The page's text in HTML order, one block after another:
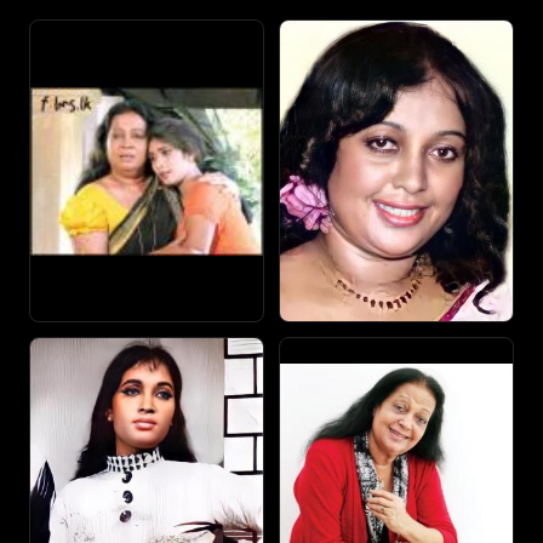
චිත්‍රපටවලට තෝරා ගත්තා.
මට සිනමා ක්ෂේත්‍රය තෝරා ගන්න ඕනේ කියලා කිසිම
අදහසක් තිබුණේ නැහැ. මම ආස කළේ හෙදියක් වෙන්න,
නැතිනම් ගුවන් සේවිකාවක් වෙන්නයි. ගොඩක් දෙනෙක්
කිව්වා ඔයාගේ උස නිසා ගුවන් සේවිකාවක් වෙන්න
පුළුවන් කියලා.
ඉතින් එදා ලස්සන මූණ තරගෙ විනිශ්චය මණ්ඩලේ හිටපු
රූබි ද මෙල්ගෙන් චිත්‍රපටයක රඟපාන්න ඇරයුම් ආවා.
මම නම් එක පාරින්ම කැමති වුණා ඒත් අපේ තාත්තා
පොඩ්ඩක්වත් කැමති වුණේ නෑ මම රඟපානවට. රූබි ද
මෙල් ගෙදරටම ඇවිල්ලා කිව්වා, මමයි මේක
නිෂ්පාදනය කරන්නේ දුවව එවන්න කියලා. ඔය අතර
කාලේ මට දෙයියන්ගේ අසනීප හැදුණා. මම ඉතින්
ලෙඩේටයි රඟපාන්න යන්න බැරි වෙන එකටයි දෙකටම